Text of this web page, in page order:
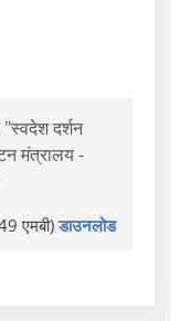
दर्शन
मंत्रालय -
एमबी)डाउनलोड